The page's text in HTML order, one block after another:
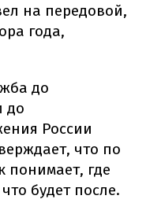
на передовой,
года,
до
до
России
что по
понимает, где
будет после.